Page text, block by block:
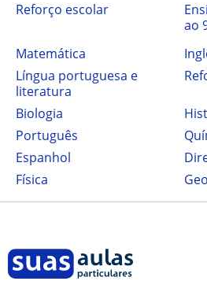
Reforço escolar
ensino fundamental (7º
ao
Matemática
Língua portuguesa e
literatura
Biologia
Português
Espanhol
Física